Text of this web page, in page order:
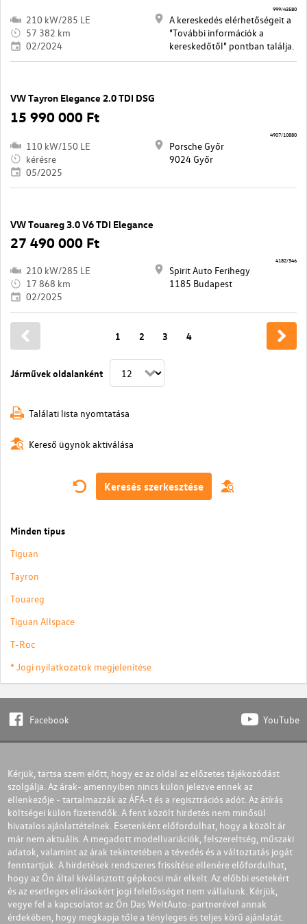
210 kW/285 LE
57 382 km
02/2024
A kereskedés elérhetőségeit a
"További információk a
kereskedőtől" pontban találja.
999/43580
VW Tayron Elegance 2.0 TDI DSG
15 990 000 Ft
110 kW/150 LE
kérésre
05/2025
Porsche Győr
9024 Győr
4907/10880
VW Touareg 3.0 V6 TDI Elegance
27 490 000 Ft
210 kW/285 LE
17 868 km
02/2025
Spirit Auto Ferihegy
1185 Budapest
4182/346
Járművek oldalanként
1 2 3 4
Találati lista nyomtatása
Kereső ügynök aktiválása
Keresés szerkesztése
Minden típus
Tiguan
Tayron
Touareg
Tiguan Allspace
T-Roc
* Jogi nyilatkozatok megjelenítése
Facebook YouTube
Kérjük, tartsa szem előtt, hogy ez az oldal az előzetes tájékozódást
szolgálja. Az árak- amennyiben nincs külön jelezve ennek az
ellenkezője - tartalmazzák az ÁFÁ-t és a regisztrációs adót. Az átírás
költségei külön fizetendők. A fent közölt hirdetés nem minősül
hivatalos ajánlattételnek. Esetenként előfordulhat, hogy a közölt ár
már nem aktuális. A megadott modellvariációk, felszereltség, műszaki
adatok, valamint az árak tekintetében a tévedés és a változtatás jogát
fenntartjuk. A hirdetések rendszeres frissítése ellenére előfordulhat,
hogy az Ön által kiválasztott gépkocsi már elkelt. Az előbbi esetekért
és az esetleges elírásokért jogi felelősséget nem vállalunk. Kérjük,
vegye fel a kapcsolatot az Ön Das WeltAuto-partnerével annak
érdekében, hogy megkapja tőle a tényleges és teljes körű ajánlatát.